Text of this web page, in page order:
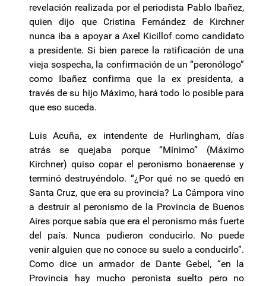
revelación realizada por el periodista Pablo Ibañez,
quien dijo que Cristina Fernández de Kirchner
nunca iba a apoyar a Axel Kicillof como candidato
a presidente. Si bien parece la ratificación de una
vieja sospecha, la confirmación de un “peronólogo”
como Ibañez confirma que la ex presidenta, a
través de su hijo Máximo, hará todo lo posible para
que eso suceda.
Luis Acuña, ex intendente de Hurlingham, días
atrás se quejaba porque “Mínimo” (Máximo
Kirchner) quiso copar el peronismo bonaerense y
terminó destruyéndolo. “¿Por qué no se quedó en
Santa Cruz, que era su provincia? La Cámpora vino
a destruir al peronismo de la Provincia de Buenos
Aires porque sabía que era el peronismo más fuerte
del país. Nunca pudieron conducirlo. No puede
venir alguien que no conoce su suelo a conducirlo”.
Como dice un armador de Dante Gebel, “en la
Provincia hay mucho peronista suelto pero no